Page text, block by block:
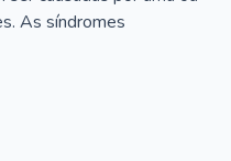
As síndromes